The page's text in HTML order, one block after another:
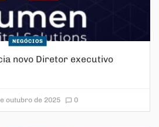
NEGÓCIOS
novo Diretor executivo
outubro de 2025 0